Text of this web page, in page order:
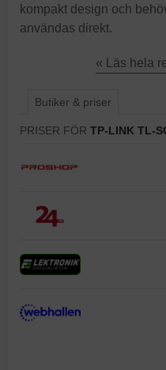
kompakt design och
användas direkt.
« Läs hela
Butiker & priser
PRISER FÖR TP-LINK TL-